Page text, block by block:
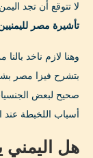
لا تتوقع أن تجد
تأشيرة مصر
وهنا لازم ناخد
بتشرح فيزا مصر
صحيح لبعض
أسباب اللخبطة عند
هل اليمني